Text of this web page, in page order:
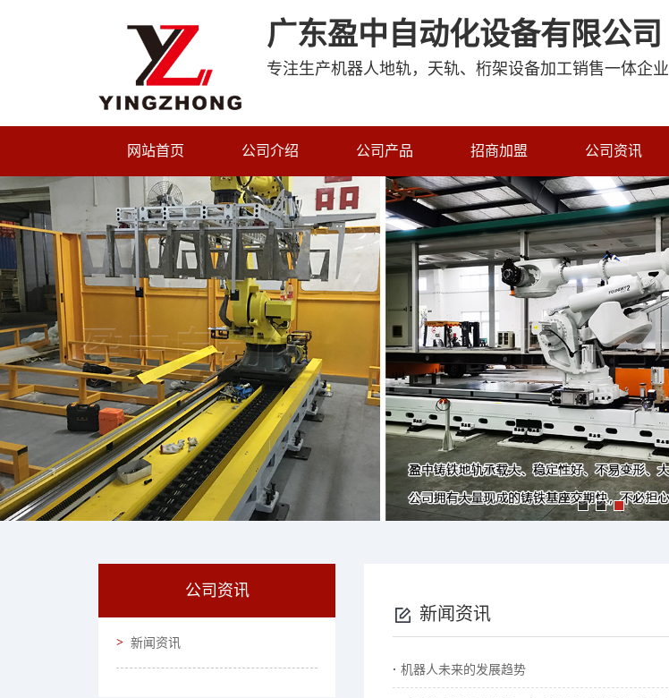
广东盈中自动化设备有限公司
专注生产机器人地轨，天轨、桁架设备加工销售一体企业
网站首页 公司介绍 公司产品 招商加盟 公司资讯
公司资讯
新闻资讯
新闻资讯
机器人未来的发展趋势